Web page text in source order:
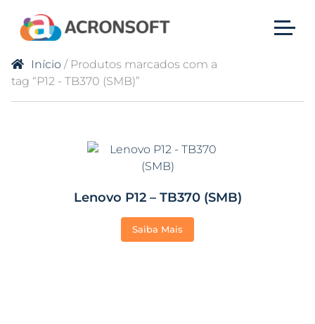
Início / Produtos marcados com a
tag “P12 - TB370 (SMB)”
Lenovo P12 – TB370 (SMB)
Saiba Mais